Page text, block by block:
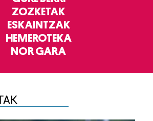
ZOZKETAK
ESKAINTZAK
HEMEROTEKA
NOR GARA